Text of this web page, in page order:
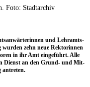
Foto: Stadtarchiv
und Lehr­amts­
wur­den zehn neue Rek­to­rin­nen
in ihr Amt ein­ge­führt. Alle
Dienst an den Grund- und Mit­
antreten.